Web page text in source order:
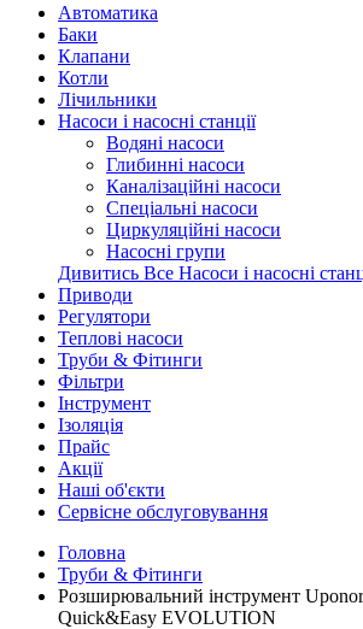
Автоматика
Баки
Клапани
Котли
Лічильники
Насоси і насосні станції
Водяні насоси
Глибинні насоси
Каналізаційні насоси
Спеціальні насоси
Циркуляційні насоси
Насосні групи
Дивитись Все Насоси і насосні
Приводи
Регулятори
Теплові насоси
Труби & Фітинги
Фільтри
Інструмент
Ізоляція
Прайс
Акції
Наші об'єкти
Сервісне обслуговування
Головна
Труби & Фітинги
Розширювальний інструмент
Quick&Easy EVOLUTION